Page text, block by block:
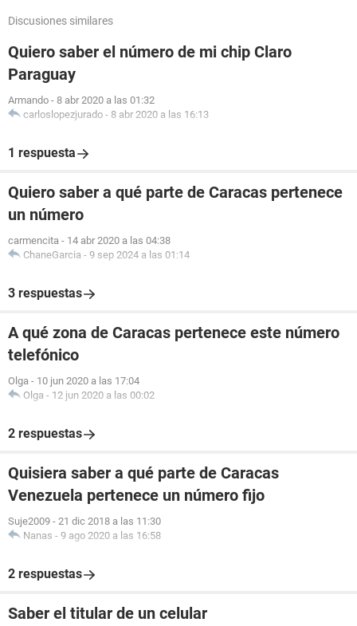
Discusiones similares
Quiero saber el número de mi chip Claro
Paraguay
Armando - 8 abr 2020 a las 01:32
carloslopezjurado - 8 abr 2020 a las 16:13
1 respuesta
Quiero saber a qué parte de Caracas pertenece
un número
carmencita - 14 abr 2020 a las 04:38
ChaneGarcia - 9 sep 2024 a las 01:14
3 respuestas
A qué zona de Caracas pertenece este número
telefónico
Olga - 10 jun 2020 a las 17:04
Olga - 12 jun 2020 a las 00:02
2 respuestas
Quisiera saber a qué parte de Caracas
Venezuela pertenece un número fijo
Suje2009 - 21 dic 2018 a las 11:30
Nanas - 9 ago 2020 a las 16:58
2 respuestas
Saber el titular de un celular